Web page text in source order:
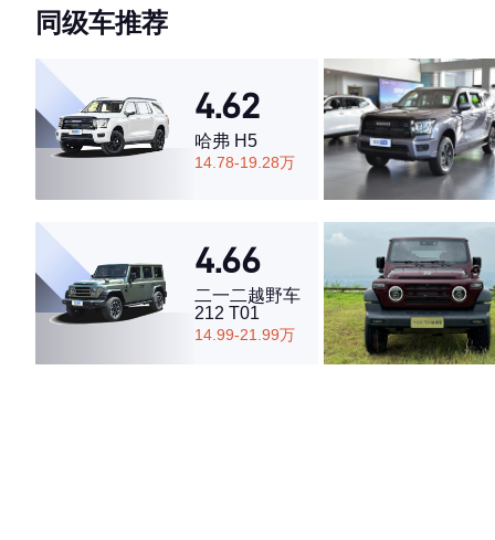
·空间表现一般，低于68%同级车
同级车推荐
4.62
哈弗 H5
14.78-19.28万
4.66
二一二越野车
212 T01
14.99-21.99万